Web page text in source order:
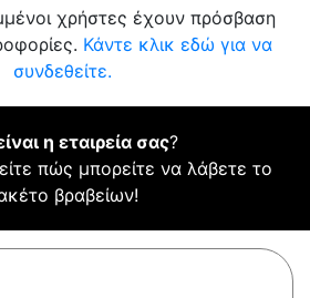
χρήστες έχουν πρόσβαση
Κάντε κλικ εδώ για να
συνδεθείτε.
η εταιρεία σας?
πώς μπορείτε να λάβετε το
βραβείων!